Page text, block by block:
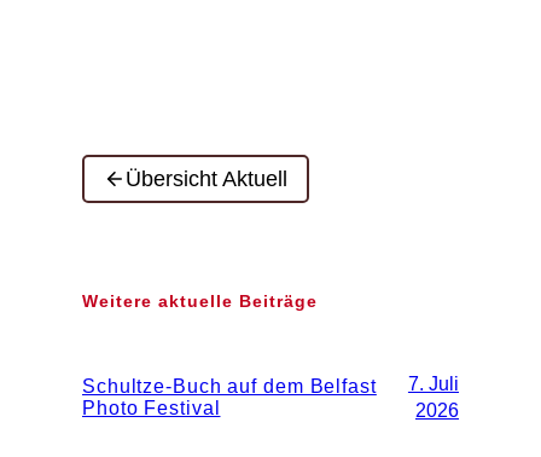
Übersicht Aktuell
Weitere aktuelle Beiträge
Schultze-Buch auf dem Belfast
Photo Festival
7. Juli
2026